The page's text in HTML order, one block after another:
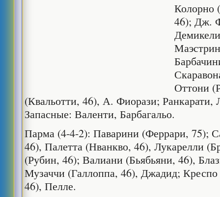
Колорно
46); Дж.
Оттони
(Квальотти, 46), А. Фиорази; Ранкарати,
Запасные: Валенти, Барбагальо.
Парма (4-4-2): Паварини (Феррари, 75);
46), Палетта (Нванкво, 46), Лукарелли
(Рубин, 46); Валиани (Бьябьяни, 46),
Музаччи (Галлоппа, 46), Джадид;
46), Пелле.